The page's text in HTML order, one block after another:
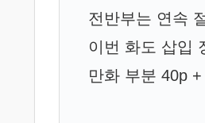
전반부는 연속
이번 화도 삽입
만화 부분 40p